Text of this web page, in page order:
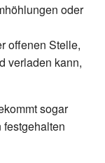
oder
offenen Stelle,
verladen kann,
sogar